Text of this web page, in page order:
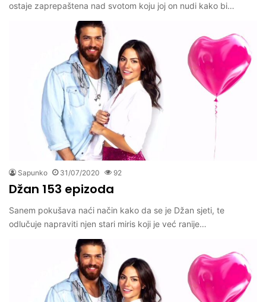
ostaje zaprepaštena nad svotom koju joj on nudi kako bi…
Sapunko 31/07/2020 92
Džan 153 epizoda
Sanem pokušava naći način kako da se je Džan sjeti, te
odlučuje napraviti njen stari miris koji je već ranije…